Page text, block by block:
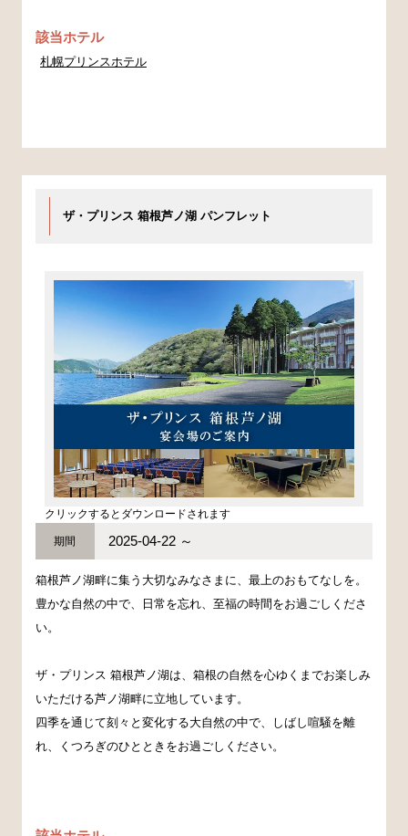
該当ホテル
札幌プリンスホテル
ザ・プリンス 箱根芦ノ湖 パンフレット
クリックするとダウンロードされます
期間 2025-04-22 ～
箱根芦ノ湖畔に集う大切なみなさまに、最上のおもてなしを。
豊かな自然の中で、日常を忘れ、至福の時間をお過ごしくださ
い。
ザ・プリンス 箱根芦ノ湖は、箱根の自然を心ゆくまでお楽しみ
いただける芦ノ湖畔に立地しています。
四季を通じて刻々と変化する大自然の中で、しばし喧騒を離
れ、くつろぎのひとときをお過ごしください。